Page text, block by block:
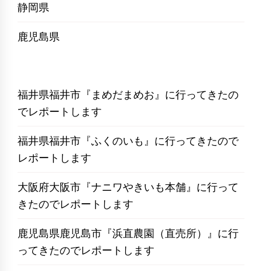
静岡県
鹿児島県
福井県福井市『まめだまめお』に行ってきたの
でレポートします
福井県福井市『ふくのいも』に行ってきたので
レポートします
大阪府大阪市『ナニワやきいも本舗』に行って
きたのでレポートします
鹿児島県鹿児島市『浜直農園（直売所）』に行
ってきたのでレポートします